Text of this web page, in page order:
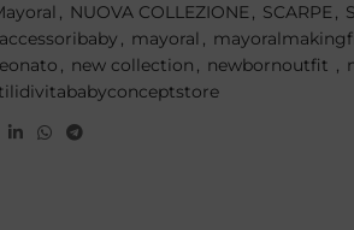
, NUOVA COLLEZIONE, SCARPE,
accessoribaby , mayoral ,
, new collection , newbornoutfit ,